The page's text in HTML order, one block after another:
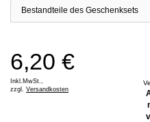
Bestandteile des Geschenksets
6,20 €
Inkl.MwSt.,
zzgl. Versandkosten